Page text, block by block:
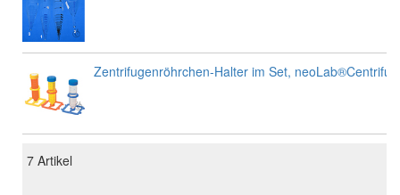
Zentrifugenröhrchen-Halter im Set,
7 Artikel